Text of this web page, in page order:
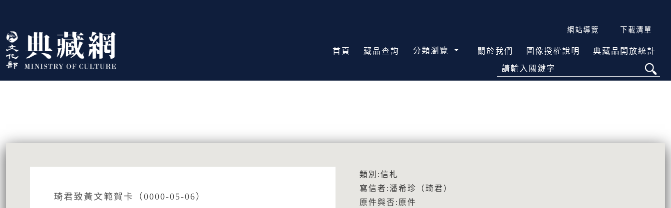
:::
網站導覽 下載清單
首頁 藏品查詢 分類瀏覽 關於我們 圖像授權說明 典藏品開放統計
請輸入關鍵字
琦君致黃文範賀卡（0000-05-06）
類別:信札
寫信者:潘希珍（琦君）
原件與否:原件